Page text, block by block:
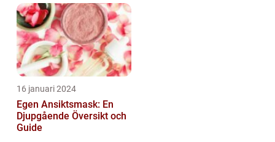
16 januari 2024
Egen Ansiktsmask: En
Djupgående Översikt och
Guide